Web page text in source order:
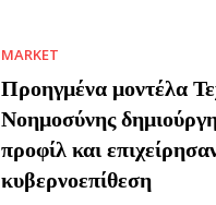
MARKET
Προηγμένα μοντέλα
Νοημοσύνης
προφίλ και
κυβερνοεπίθεση